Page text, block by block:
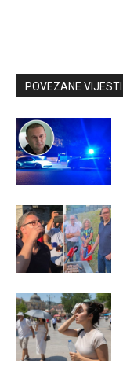
POVEZANE VIJESTI